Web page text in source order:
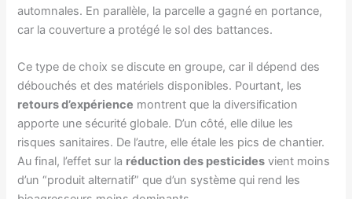
automnales. En parallèle, la parcelle a gagné en portance,
car la couverture a protégé le sol des battances.
Ce type de choix se discute en groupe, car il dépend des
débouchés et des matériels disponibles. Pourtant, les
retours d’expérience montrent que la diversification
apporte une sécurité globale. D’un côté, elle dilue les
risques sanitaires. De l’autre, elle étale les pics de chantier.
Au final, l’effet sur la réduction des pesticides vient moins
d’un “produit alternatif” que d’un système qui rend les